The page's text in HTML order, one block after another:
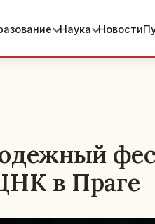
Наука Новости
в Праге